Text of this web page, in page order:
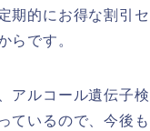
期的にお得な割引
らです。
アルコール遺伝子
ているので、今後